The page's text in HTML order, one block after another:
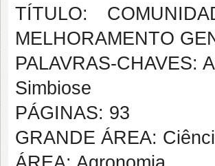
TÍTULO:
MELHORAMENTO
PALAVRAS-CHAVES:
Simbiose
PÁGINAS: 93
GRANDE ÁREA: